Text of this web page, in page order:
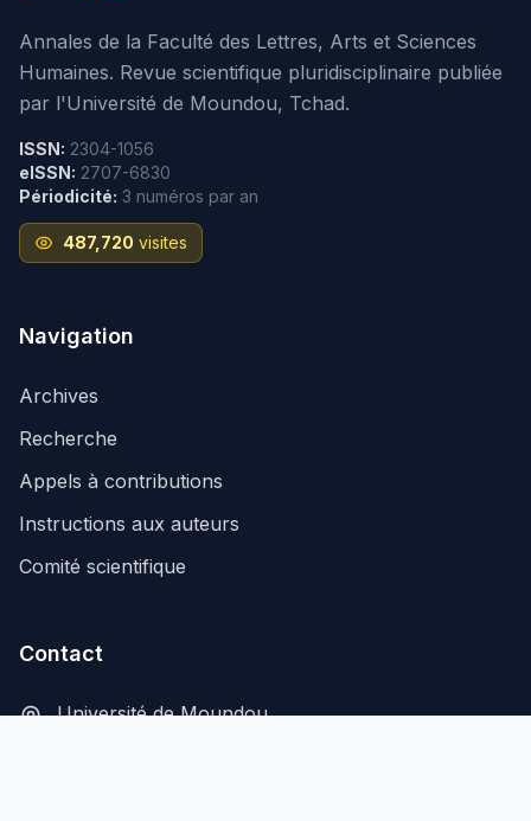
Annales de la Faculté des Lettres, Arts et Sciences
Humaines. Revue scientifique pluridisciplinaire publiée
par l'Université de Moundou, Tchad.
ISSN: 2304-1056
eISSN: 2707-6830
Périodicité: 3 numéros par an
487,720 visites
Navigation
Archives
Recherche
Appels à contributions
Instructions aux auteurs
Comité scientifique
Contact
Université de Moundou